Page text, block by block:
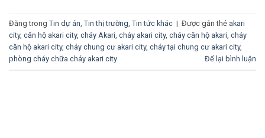
Đăng trong Tin dự án, Tin thị trường, Tin tức khác | Được gắn thẻ akari
city, căn hộ akari city, cháy Akari, cháy akari city, cháy căn hộ akari, cháy
căn hộ akari city, cháy chung cư akari city, cháy tại chung cư akari city,
phòng cháy chữa cháy akari city
Để lại bình luận